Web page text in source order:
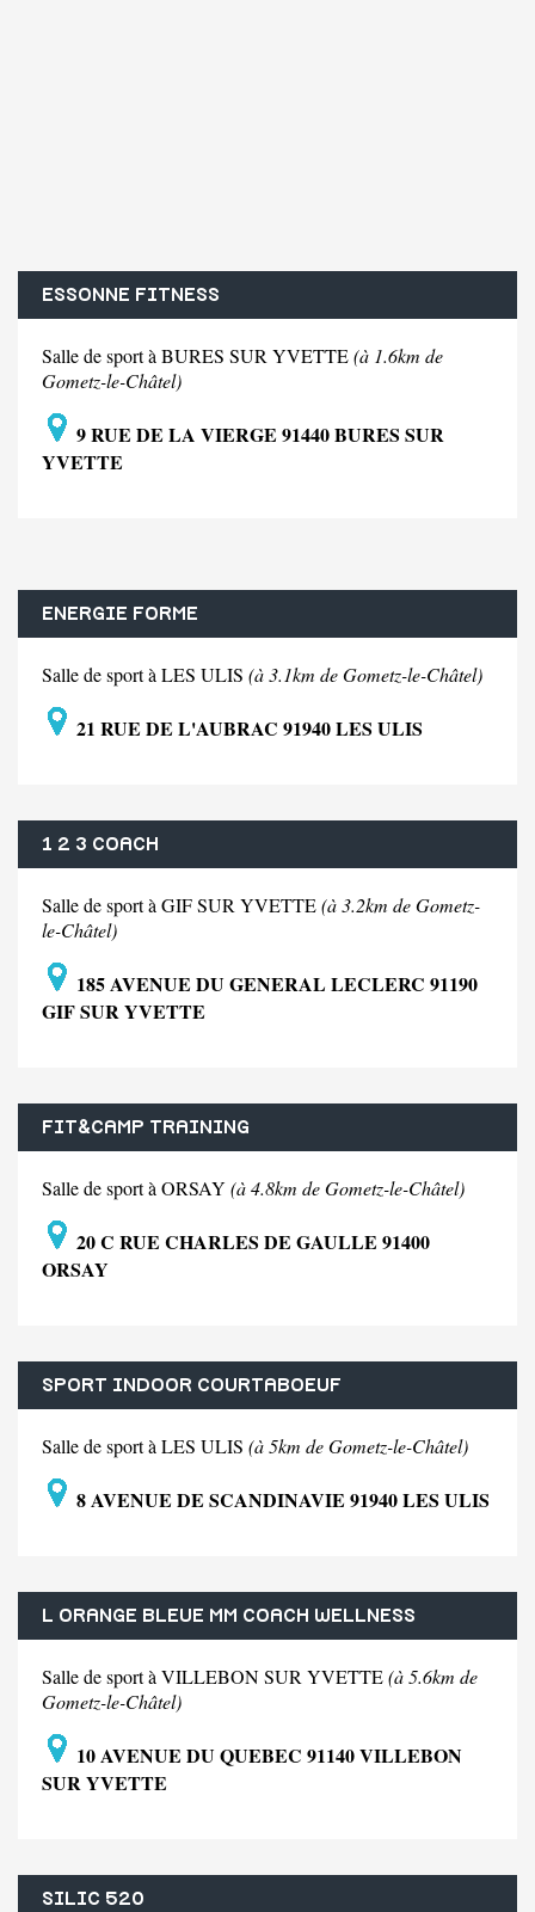
ESSONNE FITNESS
Salle de sport à BURES SUR YVETTE(à 1.6km de
Gometz-le-Châtel)
9 RUE DE LA VIERGE 91440 BURES SUR
YVETTE
ENERGIE FORME
Salle de sport à LES ULIS (à 3.1km de Gometz-le-Châtel)
21 RUE DE L'AUBRAC 91940 LES ULIS
1 2 3 COACH
Salle de sport à GIF SUR YVETTE(à 3.2km de Gometz-
le-Châtel)
185 AVENUE DU GENERAL LECLERC 91190
GIF SUR YVETTE
FIT&CAMP TRAINING
Salle de sport à ORSAY (à 4.8km de Gometz-le-Châtel)
20 C RUE CHARLES DE GAULLE 91400
ORSAY
SPORT INDOOR COURTABOEUF
Salle de sport à LES ULIS (à 5km de Gometz-le-Châtel)
8 AVENUE DE SCANDINAVIE 91940 LES ULIS
L ORANGE BLEUE MM COACH WELLNESS
Salle de sport à VILLEBON SUR YVETTE(à 5.6km de
Gometz-le-Châtel)
10 AVENUE DU QUEBEC 91140 VILLEBON
SUR YVETTE
SILIC 520